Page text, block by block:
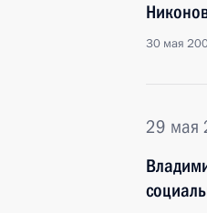
30 мая
29 мая